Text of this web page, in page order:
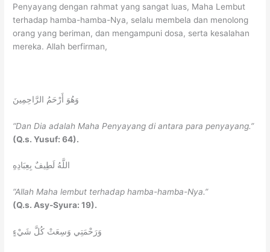
Penyayang dengan rahmat yang sangat luas, Maha Lembut
terhadap hamba-hamba-Nya, selalu membela dan menolong
orang yang beriman, dan mengampuni dosa, serta kesalahan
mereka. Allah berfirman,
وَهُوَ أَرْحَمُ الرَّاحِمِينَ
“Dan Dia adalah Maha Penyayang di antarapara penyayang.”
(Q.s. Yusuf: 64).
اللَّهُ لَطِيفٌ بِعِبَادِهِ
“AllahMaha lembut terhadap hamba-hamba-Nya.”
(Q.s. Asy-Syura: 19).
وَرَحْمَتِي وَسِعَتْ كُلَّ شَيْءٍ